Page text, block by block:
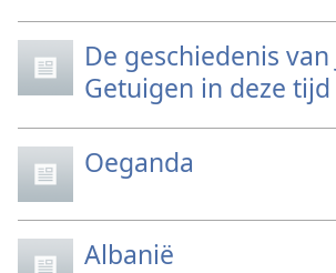
De geschiedenis van
Getuigen in deze tijd
Oeganda
Albanië